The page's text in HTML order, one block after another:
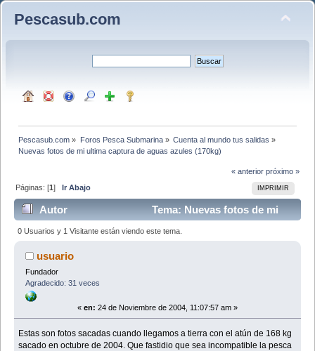
Pescasub.com
Pescasub.com » Foros Pesca Submarina» Cuenta al mundo tus salidas »
Nuevas fotos de mi ultima captura de aguas azules (170kg)
« anterior próximo »
IMPRIMIR
Páginas: [1]Ir Abajo
Autor
Tema: Nuevas fotos de mi
ultima captura de aguas azules (170kg) (Leído 6470
veces)
0 Usuarios y 1 Visitante están viendo este tema.
usuario
Fundador
Agradecido: 31 veces
« en: 24 de Noviembre de 2004, 11:07:57 am »
Estas son fotos sacadas cuando llegamos a tierra con el atún de 168 kg
sacado en octubre de 2004. Que fastidio que sea incompatible la pesca